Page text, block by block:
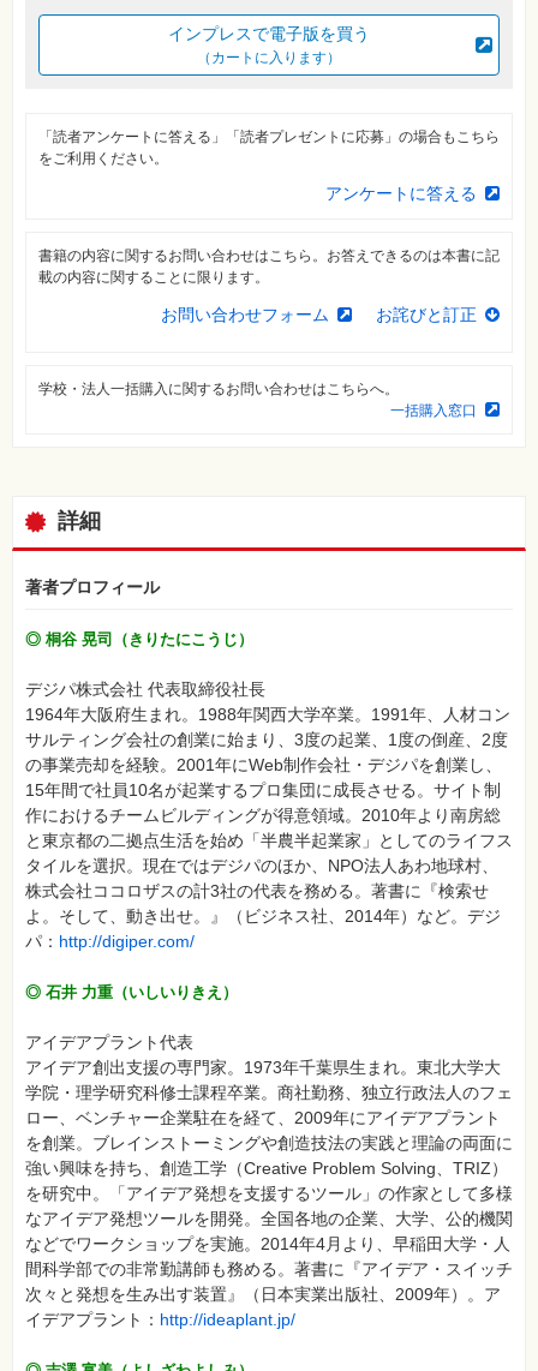
ロ
カ
リ
ー
⼀
インプレスで電子版を買う
（カートに入ります）
「読者アンケートに答える」「読者プレゼントに応募」の場合もこちら
をご利用ください。
アンケートに答える
書籍の内容に関するお問い合わせはこちら。お答えできるのは本書に記
載の内容に関することに限ります。
お問い合わせフォーム お詫びと訂正
学校・法人一括購入に関するお問い合わせはこちらへ。
一括購入窓口
詳細
著者プロフィール
◎ 桐谷 晃司（きりたにこうじ）
デジパ株式会社 代表取締役社長
1964年大阪府生まれ。1988年関西大学卒業。1991年、人材コン
サルティング会社の創業に始まり、3度の起業、1度の倒産、2度
の事業売却を経験。2001年にWeb制作会社・デジパを創業し、
15年間で社員10名が起業するプロ集団に成長させる。サイト制
作におけるチームビルディングが得意領域。2010年より南房総
と東京都の二拠点生活を始め「半農半起業家」としてのライフス
タイルを選択。現在ではデジパのほか、NPO法人あわ地球村、
株式会社ココロザスの計3社の代表を務める。著書に『検索せ
よ。そして、動き出せ。』（ビジネス社、2014年）など。デジ
パ： http://digiper.com/
◎ 石井 力重（いしいりきえ）
アイデアプラント代表
アイデア創出支援の専門家。1973年千葉県生まれ。東北大学大
学院・理学研究科修士課程卒業。商社勤務、独立行政法人のフェ
ロー、ベンチャー企業駐在を経て、2009年にアイデアプラント
を創業。ブレインストーミングや創造技法の実践と理論の両面に
強い興味を持ち、創造工学（Creative Problem Solving、TRIZ）
を研究中。「アイデア発想を支援するツール」の作家として多様
なアイデア発想ツールを開発。全国各地の企業、大学、公的機関
などでワークショップを実施。2014年4月より、早稲田大学・人
間科学部での非常勤講師も務める。著書に『アイデア・スイッチ
次々と発想を生み出す装置』（日本実業出版社、2009年）。ア
イデアプラント： http://ideaplant.jp/